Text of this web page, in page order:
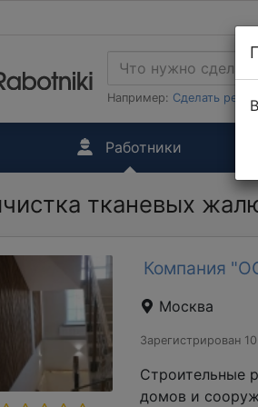
Например: Сделать
Работники
тканевых
Компания
Москва
Зарегистрирован
Строительные
домов и